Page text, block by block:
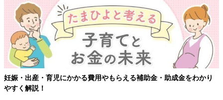
出産・育児にかかる費用やもらえる補助金・助成金をわかり
解説！
【ワ